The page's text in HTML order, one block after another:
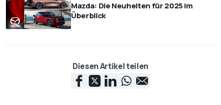
Mazda: Die Neuheiten für 2025 im
Überblick
Diesen Artikel teilen